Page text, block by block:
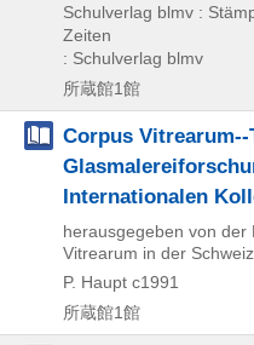
Schulverlag blmv :
Zeiten
: Schulverlag blmv
所蔵館1館
Corpus
Internationalen
herausgegeben von der
Vitrearum in der
P. Haupt c1991
所蔵館1館